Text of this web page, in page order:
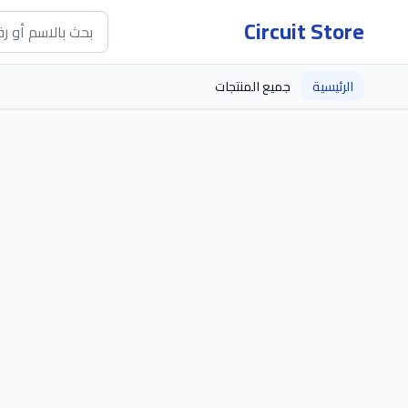
Circuit Store
الرئيسية جميع المنتجات